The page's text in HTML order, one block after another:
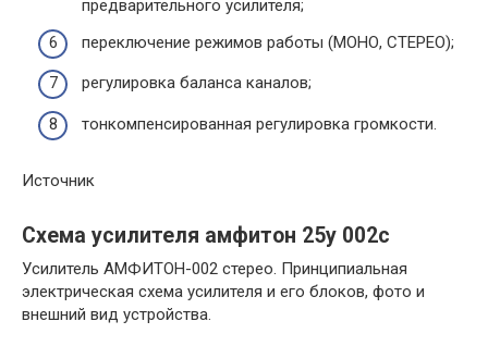
предварительного усилителя;
переключение режимов работы (МОНО, СТЕРЕО);
регулировка баланса каналов;
тонкомпенсированная регулировка громкости.
Источник
Схема усилителя амфитон 25у 002с
Усилитель АМФИТОН-002 стерео. Принципиальная
электрическая схема усилителя и его блоков, фото и
внешний вид устройства.